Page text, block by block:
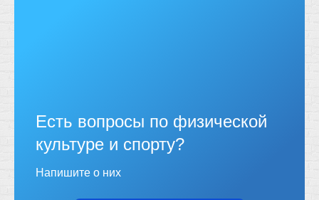
Есть вопросы по физической
культуре и спорту?
Напишите о них